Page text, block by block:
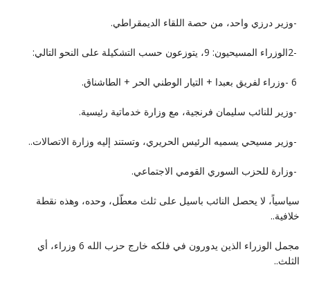
‎- ‎وزير درزي واحد، من حصة اللقاء الديمقراطي‎.‎
‎2- ‎الوزراء المسيحيون: 9، يتوزعون حسب التشكيلة على النحو التالي‎:‎
‎- 6 ‎وزراء لفريق بعبدا + التيار الوطني الحر + الطاشناق‎.‎
‎- ‎وزير للنائب سليمان فرنجية، مع وزارة خدماتية رئيسية‎.‎
‎- ‎وزير مسيحي يسميه الرئيس الحريري، وتستند إليه وزارة الاتصالات‎..‎
‎- ‎وزارة للحزب السوري القومي الاجتماعي‎.‎
سياسياً، لا يحصل النائب باسيل على ثلث معطّل، وحده، وهذه نقطة
خلافية‎..‎
مجمل الوزراء الذين يدورون في فلكه خارج حزب الله 6 وزراء، أي
الثلث‎..‎